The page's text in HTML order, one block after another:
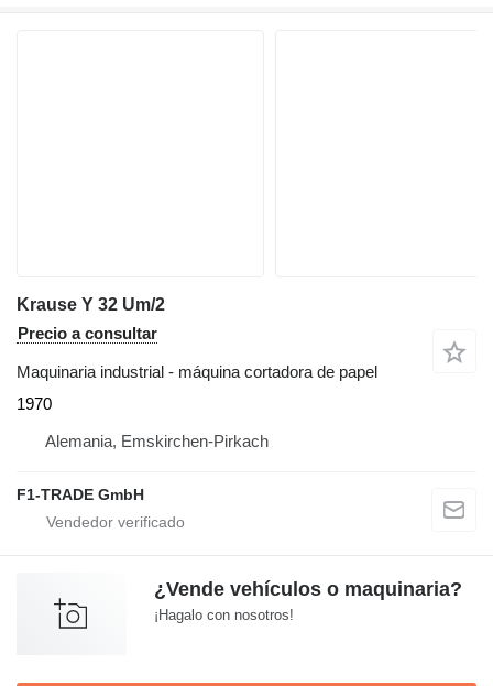
Krause Y 32 Um/2
Precio a consultar
Maquinaria industrial - máquina cortadora de papel
1970
Alemania, Emskirchen-Pirkach
F1-TRADE GmbH
¿Vende vehículos o maquinaria?
¡Hagalo con nosotros!